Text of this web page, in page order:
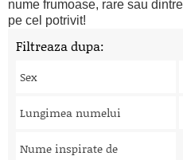
nume frumoase, rare sau
pe cel potrivit!
Filtreaza dupa:
Sex
Lungimea numelui
Nume inspirate de